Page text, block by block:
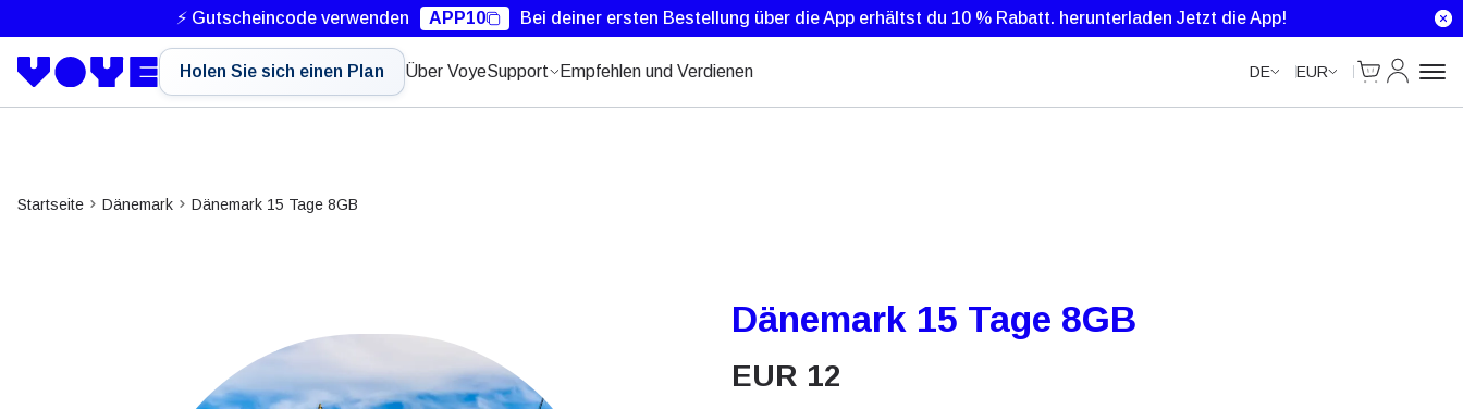
⚡ Gutscheincode verwenden APP10 Bei deiner ersten Bestellung über die App erhältst du 10 % Rabatt. herunterladen Jetzt die App!
Holen Sie sich einen Plan Über VoyeSupport Empfehlen und Verdienen DE EUR
Cart
Mein
Startseite Dänemark Dänemark 15 Tage 8GB
Dänemark 15 Tage 8GB
EUR 12